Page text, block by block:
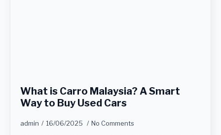
What is Carro Malaysia? A Smart
Way to Buy Used Cars
admin 16/06/2025 No Comments